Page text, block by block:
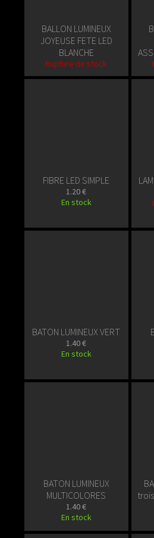
BALLON LUMINEUX
JOYEUSE FETE LED
BLANCHE
Rupture de stock
FIBRE LED SIMPLE
1.20 €
En stock
BATON LUMINEUX VERT
1.40 €
En stock
BATON LUMINEUX
MULTICOLORES
1.40 €
En stock